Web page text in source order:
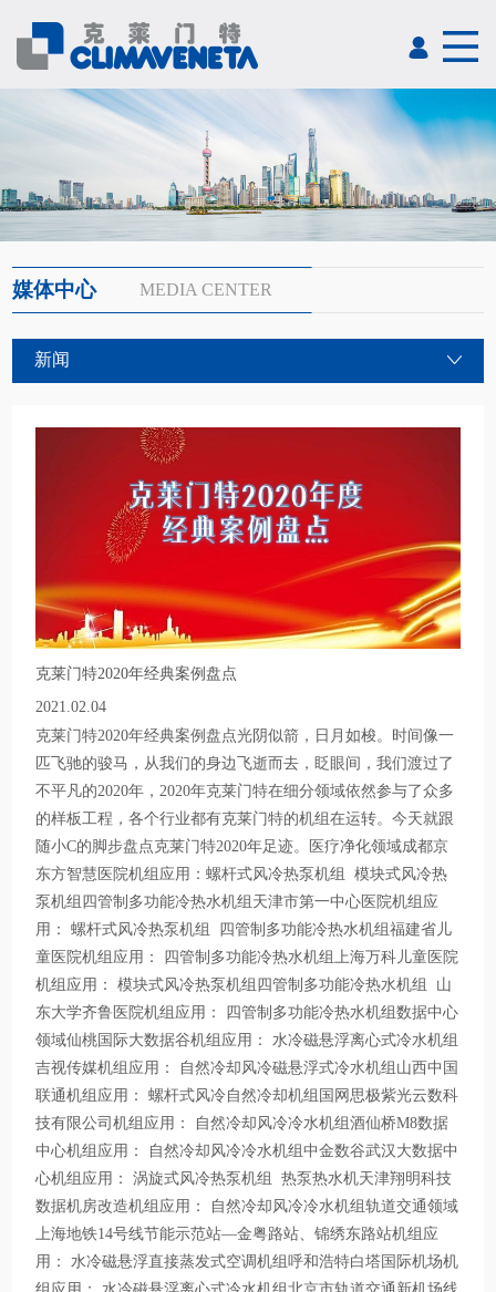
媒体中心 MEDIA CENTER
新闻
克莱门特2020年经典案例盘点
2021.02.04
克莱门特2020年经典案例盘点光阴似箭，日月如梭。时间像一
匹飞驰的骏马，从我们的身边飞逝而去，眨眼间，我们渡过了
不平凡的2020年，2020年克莱门特在细分领域依然参与了众多
的样板工程，各个行业都有克莱门特的机组在运转。今天就跟
随小C的脚步盘点克莱门特2020年足迹。医疗净化领域成都京
东方智慧医院机组应用：螺杆式风冷热泵机组 模块式风冷热
泵机组四管制多功能冷热水机组天津市第一中心医院机组应
用： 螺杆式风冷热泵机组 四管制多功能冷热水机组福建省儿
童医院机组应用： 四管制多功能冷热水机组上海万科儿童医院
机组应用： 模块式风冷热泵机组四管制多功能冷热水机组 山
东大学齐鲁医院机组应用： 四管制多功能冷热水机组数据中心
领域仙桃国际大数据谷机组应用： 水冷磁悬浮离心式冷水机组
吉视传媒机组应用： 自然冷却风冷磁悬浮式冷水机组山西中国
联通机组应用： 螺杆式风冷自然冷却机组国网思极紫光云数科
技有限公司机组应用： 自然冷却风冷冷水机组酒仙桥M8数据
中心机组应用： 自然冷却风冷冷水机组中金数谷武汉大数据中
心机组应用： 涡旋式风冷热泵机组 热泵热水机天津翔明科技
数据机房改造机组应用： 自然冷却风冷冷水机组轨道交通领域
上海地铁14号线节能示范站—金粤路站、锦绣东路站机组应
用： 水冷磁悬浮直接蒸发式空调机组呼和浩特白塔国际机场机